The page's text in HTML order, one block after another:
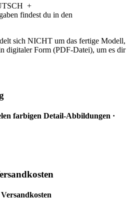
+
findest du in den
sich NICHT um das fertige Modell,
digitaler Form (PDF-Datei), um es dir
farbigen Detail-Abbildungen ·